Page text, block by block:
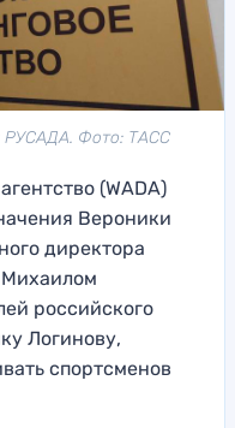
РУСАДА. Фото: ТАСС
(WADA)
Вероники
директора
российского
Логинову,
спортсменов